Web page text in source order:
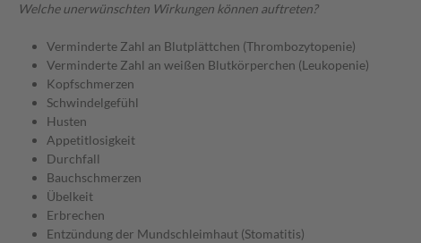
Welche unerwünschten Wirkungen können auftreten?
Verminderte Zahl an Blutplättchen (Thrombozytopenie)
Verminderte Zahl an weißen Blutkörperchen (Leukopenie)
Kopfschmerzen
Schwindelgefühl
Husten
Appetitlosigkeit
Durchfall
Bauchschmerzen
Übelkeit
Erbrechen
Entzündung der Mundschleimhaut (Stomatitis)